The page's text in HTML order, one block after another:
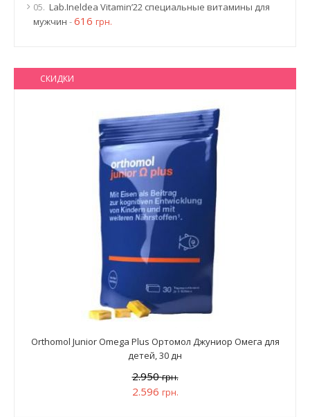
05. Lab.Ineldea Vitamin’22 специальные витамины для
мужчин -616 грн.
СКИДКИ
Orthomol Junior Omega Plus Ортомол Джуниор Омега для
детей, 30 дн
2.950грн.
2.596 грн.